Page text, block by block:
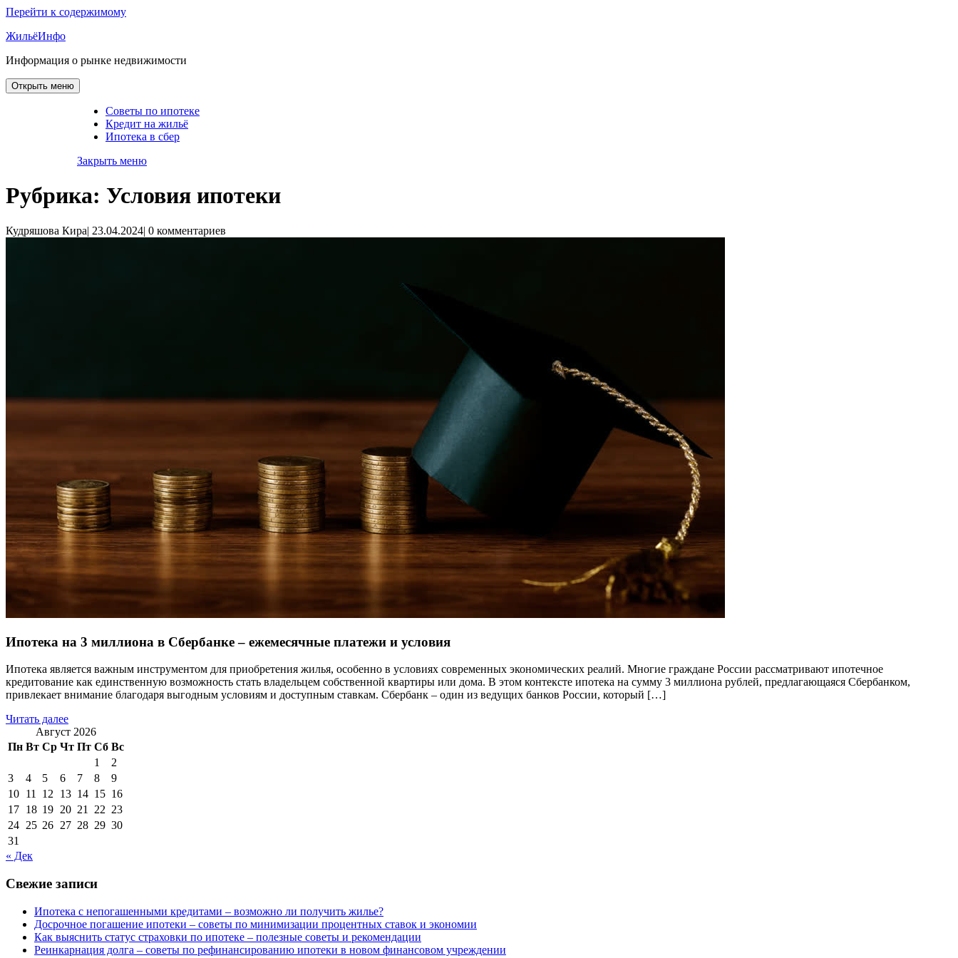
Перейти к содержимому
ЖильёИнфо
Информация о рынке недвижимости
Открыть меню
Советы по ипотеке
Кредит на жильё
Ипотека в сбер
Закрыть меню
Рубрика: Условия ипотеки
Кудряшова Кира| 23.04.2024| 0 комментариев
Ипотека на 3 миллиона в Сбербанке – ежемесячные платежи и условия
Ипотека является важным инструментом для приобретения жилья, особенно в условиях современных экономических реалий. Многие граждане России рассматривают ипотечное
кредитование как единственную возможность стать владельцем собственной квартиры или дома. В этом контексте ипотека на сумму 3 миллиона рублей, предлагающаяся Сбербанком,
привлекает внимание благодаря выгодным условиям и доступным ставкам. Сбербанк – один из ведущих банков России, который […]
Читать далее
Август 2026
Пн Вт Ср Чт Пт Сб Вс
1
2
3
4 5 6 7 8
9
10 11 12 13 14 15 16
17 18 19 20 21 22 23
24 25 26 27 28 29 30
31
« Дек
Свежие записи
Ипотека с непогашенными кредитами – возможно ли получить жилье?
Досрочное погашение ипотеки – советы по минимизации процентных ставок и экономии
Как выяснить статус страховки по ипотеке – полезные советы и рекомендации
Реинкарнация долга – советы по рефинансированию ипотеки в новом финансовом учреждении